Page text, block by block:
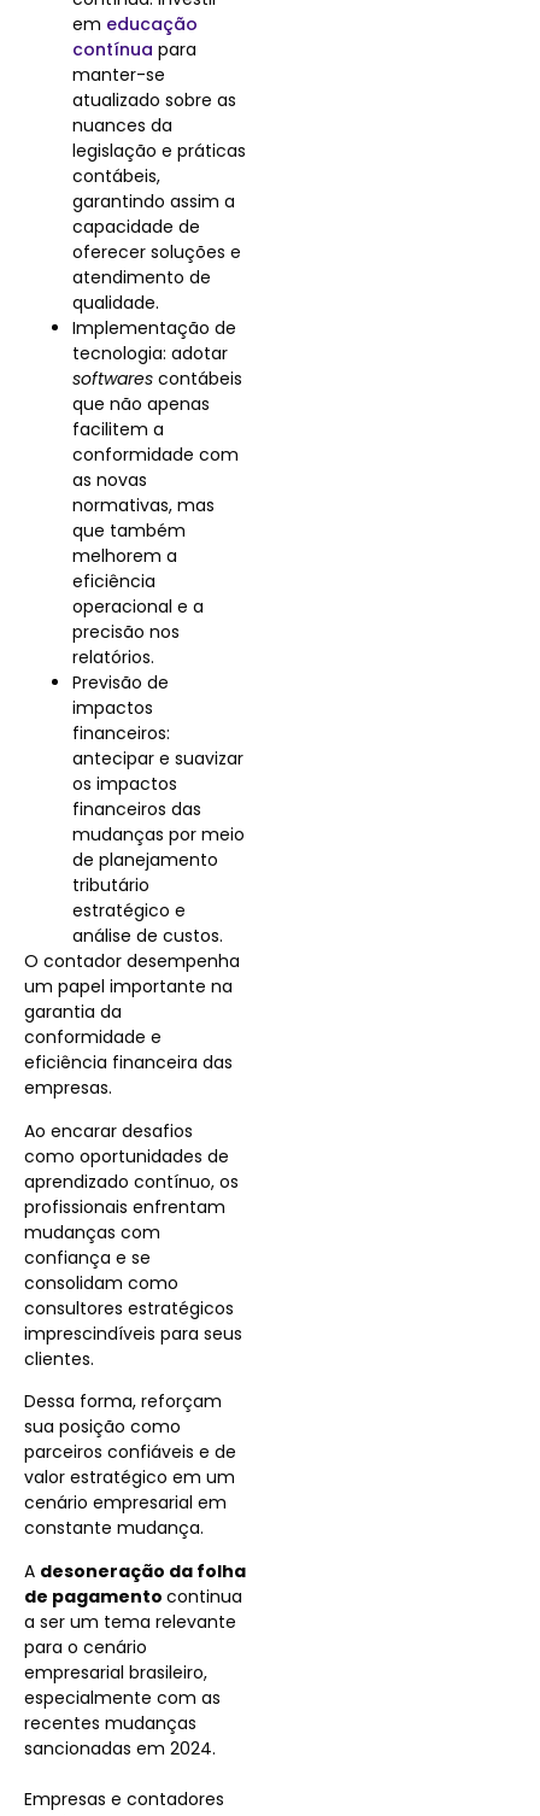
em educação
contínua para
manter-se
atualizado sobre as
nuances da
legislação e práticas
contábeis,
garantindo assim a
capacidade de
oferecer soluções e
atendimento de
qualidade.
Implementação de
tecnologia: adotar
softwares contábeis
que não apenas
facilitem a
conformidade com
as novas
normativas, mas
que também
melhorem a
eficiência
operacional e a
precisão nos
relatórios.
Previsão de
impactos
financeiros:
antecipar e suavizar
os impactos
financeiros das
mudanças por meio
de planejamento
tributário
estratégico e
análise de custos.
O contador desempenha
um papel importante na
garantia da
conformidade e
eficiência financeira das
empresas.
Ao encarar desafios
como oportunidades de
aprendizado contínuo, os
profissionais enfrentam
mudanças com
confiança e se
consolidam como
consultores estratégicos
imprescindíveis para seus
clientes.
Dessa forma, reforçam
sua posição como
parceiros confiáveis e de
valor estratégico em um
cenário empresarial em
constante mudança.
A desoneração da folha
de pagamento continua
a ser um tema relevante
para o cenário
empresarial brasileiro,
especialmente com as
recentes mudanças
sancionadas em 2024.
Empresas e contadores